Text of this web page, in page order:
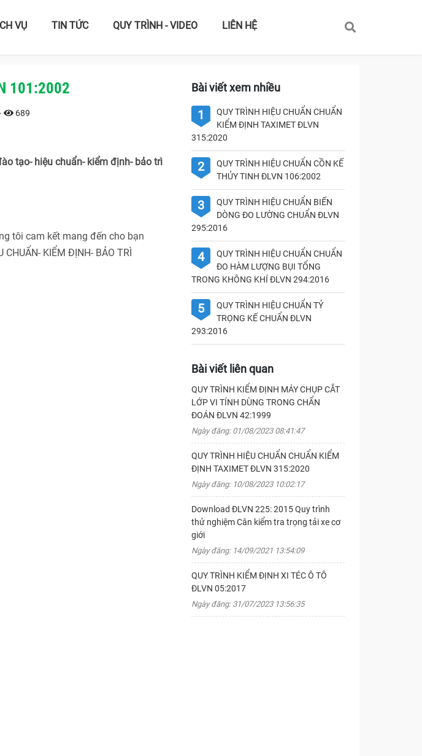
VỤ TIN TỨC QUY TRÌNH - VIDEO LIÊN HỆ
101:2002
689
tạo- hiệu chuẩn- kiểm định- bảo trì
tôi cam kết mang đến cho bạn
KIỂM ĐỊNH- BẢO TRÌ
Bài viết xem nhiều
1
QUY TRÌNH HIỆU CHUẨN CHUẨN
KIỂM ĐỊNH TAXIMET ĐLVN
315:2020
2
QUY TRÌNH HIỆU CHUẨN CỒN KẾ
THỦY TINH ĐLVN 106:2002
3
QUY TRÌNH HIỆU CHUẨN BIẾN
DÒNG ĐO LƯỜNG CHUẨN ĐLVN
295:2016
4
QUY TRÌNH HIỆU CHUẨN CHUẨN
ĐO HÀM LƯỢNG BỤI TỔNG
TRONG KHÔNG KHÍ ĐLVN 294:2016
5
QUY TRÌNH HIỆU CHUẨN TỶ
TRỌNG KẾ CHUẨN ĐLVN
293:2016
Bài viết liên quan
QUY TRÌNH KIỂM ĐỊNH MÁY CHỤP CẮT
LỚP VI TÍNH DÙNG TRONG CHẨN
ĐOÁN ĐLVN 42:1999
Ngày đăng: 01/08/2023 08:41:47
QUY TRÌNH HIỆU CHUẨN CHUẨN KIỂM
ĐỊNH TAXIMET ĐLVN 315:2020
Ngày đăng: 10/08/2023 10:02:17
Download ĐLVN 225: 2015 Quy trình
thử nghiệm Cân kiểm tra trọng tải xe cơ
giới
Ngày đăng: 14/09/2021 13:54:09
QUY TRÌNH KIỂM ĐỊNH XI TÉC Ô TÔ
ĐLVN 05:2017
Ngày đăng: 31/07/2023 13:56:35